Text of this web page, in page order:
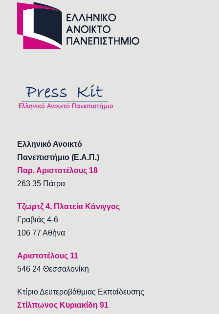
Ελληνικό Ανοικτό
Πανεπιστήμιο (Ε.Α.Π.)
Παρ. Αριστοτέλους 18
263 35 Πάτρα
Τζωρτζ 4, Πλατεία Κάνιγγος
Γραβιάς 4-6
106 77 Αθήνα
Αριστοτέλους 11
546 24 Θεσσαλονίκη
Κτίριο Δευτεροβάθμιας Εκπαίδευσης
Στίλπωνος Κυριακίδη 91